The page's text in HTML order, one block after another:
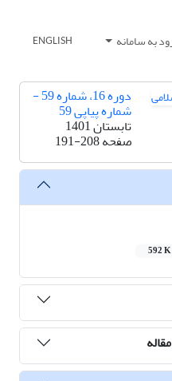
به سامانه ENGLISH
دوره 16، شماره 59 -
شماره پیاپی 59
تابستان 1401
صفحه191-208
592 K